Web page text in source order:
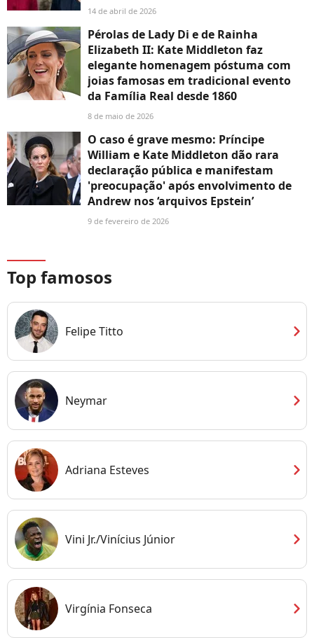
14 de abril de 2026
Pérolas de Lady Di e de Rainha
Elizabeth II: Kate Middleton faz
elegante homenagem póstuma com
joias famosas em tradicional evento
da Família Real desde 1860
8 de maio de 2026
O caso é grave mesmo: Príncipe
William e Kate Middleton dão rara
declaração pública e manifestam
'preocupação' após envolvimento de
Andrew nos ‘arquivos Epstein’
9 de fevereiro de 2026
Top famosos
Felipe Titto chevron_right
Neymar chevron_right
Adriana Esteves chevron_right
Vini Jr./Vinícius Júnior chevron_right
Virgínia Fonseca chevron_right